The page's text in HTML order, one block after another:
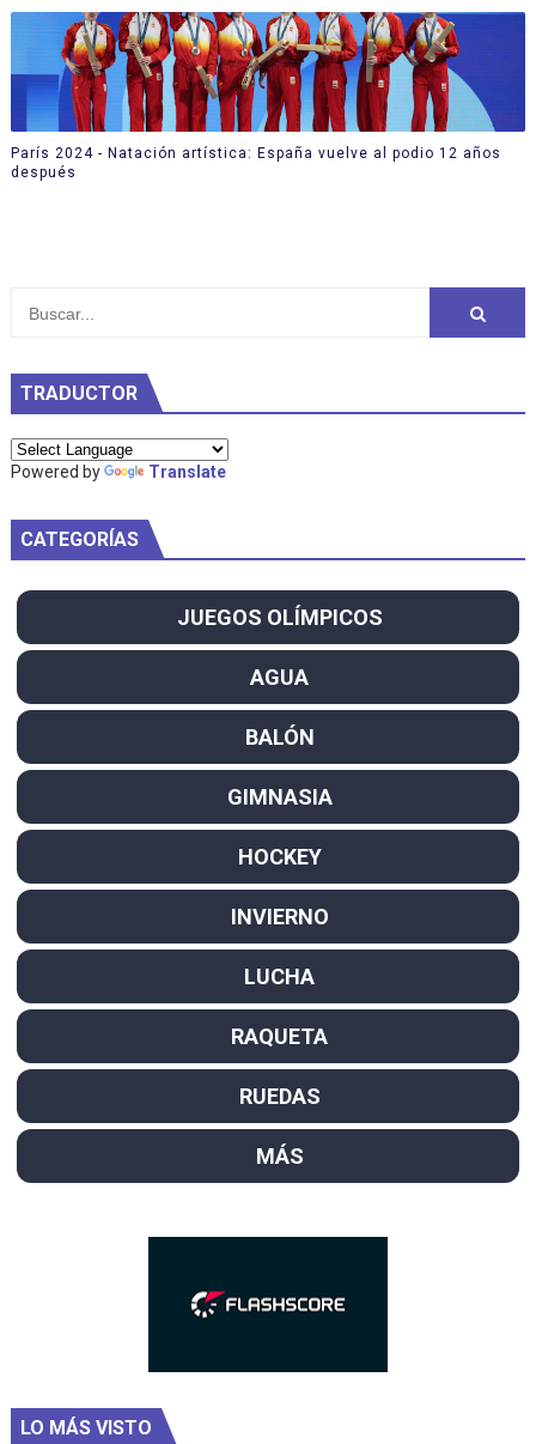
París 2024 - Natación artística: España vuelve al podio 12 años
después
TRADUCTOR
Powered by Translate
CATEGORÍAS
JUEGOS OLÍMPICOS
AGUA
BALÓN
GIMNASIA
HOCKEY
INVIERNO
LUCHA
RAQUETA
RUEDAS
MÁS
LO MÁS VISTO